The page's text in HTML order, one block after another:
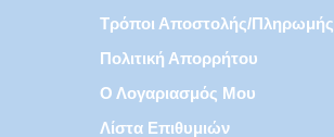
Τρόποι Αποστολής/πληρωμής
Πολιτική Απορρήτου
Ο Λογαριασμός Μου
Λίστα Επιθυμιών